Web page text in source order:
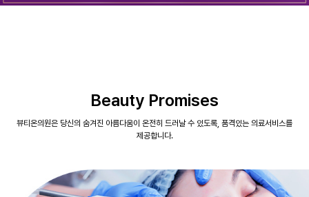
Beauty Promises
뷰티온의원은 당신의 숨겨진 아름다움이 온전히 드러날 수 있도록, 품격있는 의료서비스를
제공합니다.